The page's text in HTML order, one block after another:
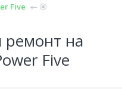
Five
на
Five